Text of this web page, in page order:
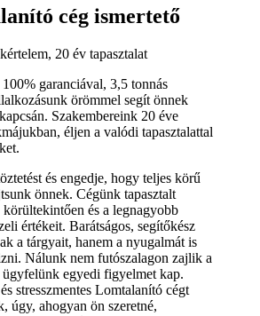
cég ismertető
20 év tapasztalat
garanciával, 3,5 tonnás
örömmel segít önnek
Szakembereink 20 éve
éljen a valódi tapasztalattal
és engedje, hogy teljes körű
önnek. Cégünk tapasztalt
körültekintően és a legnagyobb
értékeit. Barátságos, segítőkész
a tárgyait, hanem a nyugalmát is
Nálunk nem futószalagon zajlik a
egyedi figyelmet kap.
stresszmentes Lomtalanító cégt
úgy, ahogyan ön szeretné,